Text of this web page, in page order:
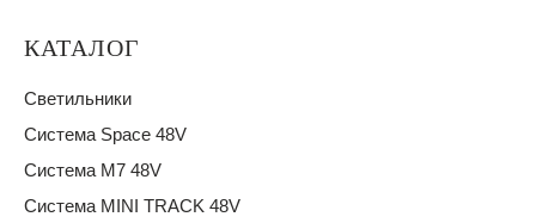
КАТАЛОГ
Светильники
Система Space 48V
Система M7 48V
Система MINI TRACK 48V